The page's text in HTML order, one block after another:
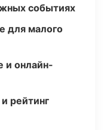
событиях
для малого
и онлайн-
рейтинг